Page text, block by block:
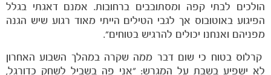
משחקים
ותוצאות
הולכים לבתי קפה ומסתובבים ברחובות. אמנם דאגתי בגלל
הפיגוע באוטובוס אך לגבי הטילים הייתי מאוד רגוע שיש הגנה
מפניהם ואנחנו יכולים להרגיש בטוחים".
קרלוס בטוח כי שום דבר ממה שקרה במהלך השבוע האחרון
לא ישפיע בשבת על המגרש: "אני פה בשביל לשחק כדורגל,